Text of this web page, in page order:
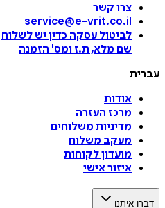
צרו קשר
service@e-vrit.co.il
לביטול עסקה כדין יש לשלוח
שם מלא, ת.ז ומס' הזמנה
עברית
אודות
מרכז העזרה
מדיניות משלוחים
מעקב משלוח
מועדון לקוחות
איזור אישי
דברו איתנו